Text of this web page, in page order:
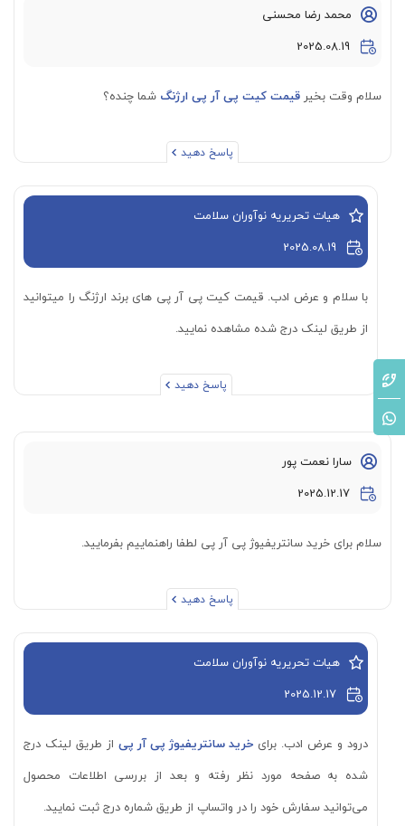
محمد رضا محسنی
2025.08.19
سلام وقت بخیر قیمت کیت پی آر پی ارژنگ شما چنده؟
پاسخ دهید
هیات تحریریه نوآوران سلامت
2025.08.19
با سلام و عرض ادب. قیمت کیت پی آر پی های برند ارژنگ را میتوانید
از طریق لینک درج شده مشاهده نمایید.
پاسخ دهید
سارا نعمت پور
2025.12.17
سلام برای خرید سانتریفیوژ پی آر پی لطفا راهنماییم بفرمایید.
پاسخ دهید
هیات تحریریه نوآوران سلامت
2025.12.17
درود و عرض ادب. برای خرید سانتریفیوژ پی آر پی از طریق لینک درج
شده به صفحه مورد نظر رفته و بعد از بررسی اطلاعات محصول
می‌توانید سفارش خود را در واتساپ از طریق شماره درج ثبت نمایید.